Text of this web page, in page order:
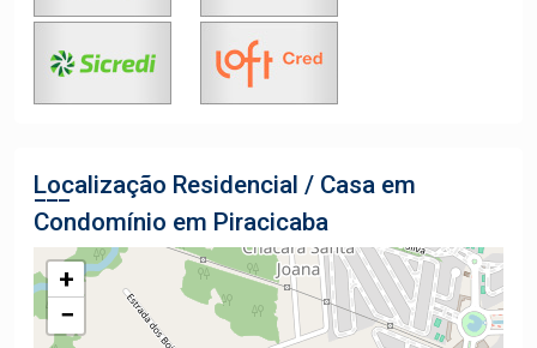
Localização Residencial / Casa em
Condomínio em Piracicaba
+
−